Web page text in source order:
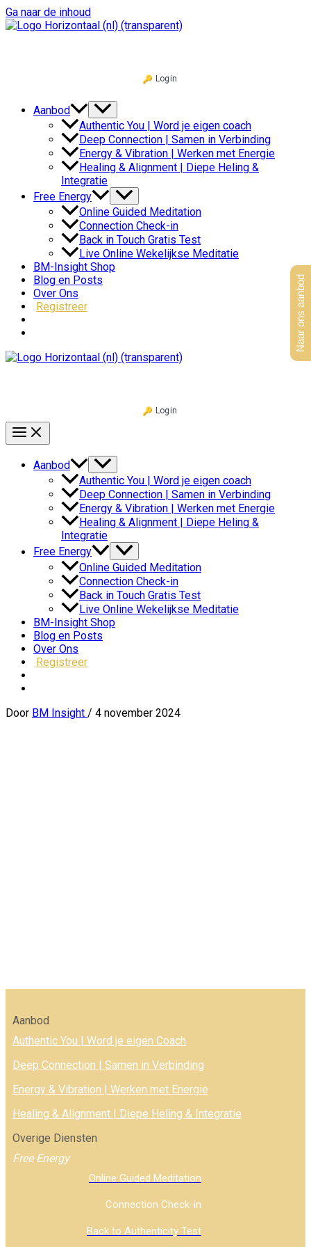
Ga naar de inhoud
Login
Aanbod
Authentic You | Word je eigen coach
Deep Connection | Samen in Verbinding
Energy & Vibration | Werken met Energie
Healing & Alignment | Diepe Heling &
Integratie
Free Energy
Online Guided Meditation
Connection Check-in
Back in Touch Gratis Test
Live Online Wekelijkse Meditatie
BM-Insight Shop
Blog en Posts
Over Ons
Registreer
Login
Aanbod
Authentic You | Word je eigen coach
Deep Connection | Samen in Verbinding
Energy & Vibration | Werken met Energie
Healing & Alignment | Diepe Heling &
Integratie
Free Energy
Online Guided Meditation
Connection Check-in
Back in Touch Gratis Test
Live Online Wekelijkse Meditatie
BM-Insight Shop
Blog en Posts
Over Ons
Registreer
Door BM Insight / 4 november 2024
Aanbod
Authentic You | Word je eigen Coach
Deep Connection | Samen in Verbinding
Energy & Vibration | Werken met Energie
Healing & Alignment | Diepe Heling & Integratie
Overige Diensten
Free Energy
Online Guided Meditation
Connection Check-in
Back to Authenticity Test
Naar ons aanbod